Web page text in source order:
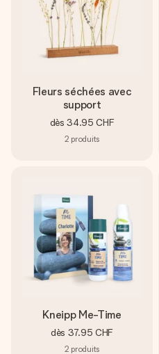
Fleurs séchées avec
support
dès 34.95 CHF
2 produits
Kneipp Me-Time
dès 37.95 CHF
2 produits